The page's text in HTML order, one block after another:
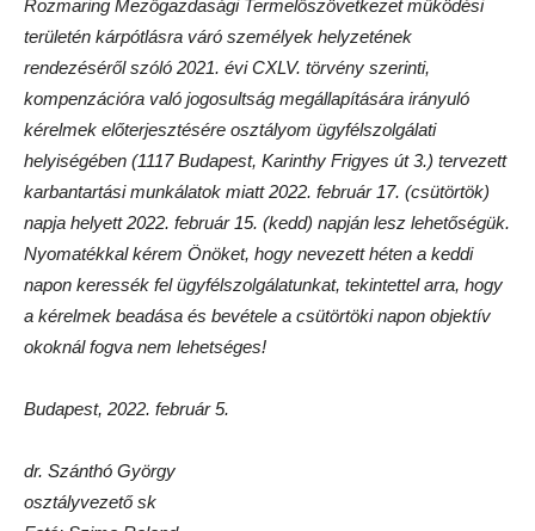
Rozmaring Mezőgazdasági Termelőszövetkezet működési
területén kárpótlásra váró személyek helyzetének
rendezéséről szóló 2021. évi CXLV. törvény szerinti,
kompenzációra való jogosultság megállapítására irányuló
kérelmek előterjesztésére osztályom ügyfélszolgálati
helyiségében (1117 Budapest, Karinthy Frigyes út 3.) tervezett
karbantartási munkálatok miatt 2022. február 17. (csütörtök)
napja helyett 2022. február 15. (kedd) napján lesz lehetőségük.
Nyomatékkal kérem Önöket, hogy nevezett héten a keddi
napon keressék fel ügyfélszolgálatunkat, tekintettel arra, hogy
a kérelmek beadása és bevétele a csütörtöki napon objektív
okoknál fogva nem lehetséges!
Budapest, 2022. február 5.
dr. Szánthó György
osztályvezető sk